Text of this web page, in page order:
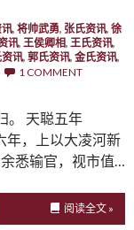
, 将帅武勇, 张氏资讯, 徐
讯, 王侯卿相, 王氏资讯,
讯, 郭氏资讯, 金氏资讯,
1 COMMENT
。 天聪五年
年，上以大凌河新
悉输官，视市值…
阅读全文 »